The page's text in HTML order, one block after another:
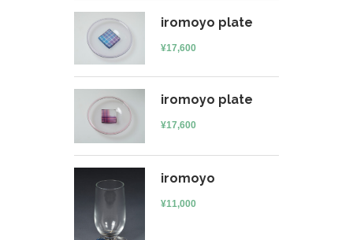
iromoyo plate
¥17,600
iromoyo plate
¥17,600
iromoyo
¥11,000